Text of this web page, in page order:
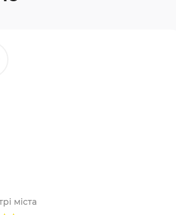
міста